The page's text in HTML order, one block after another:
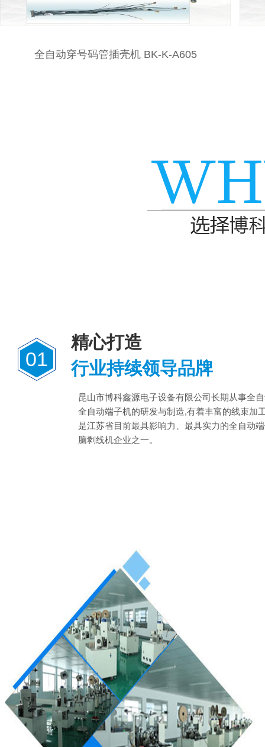
全自动三打穿插壳机BK-K-A602
01
精心打造
行业持续领导品牌
昆山市博科鑫源电子设备有限公司长期从事全
全自动端子机的研发与制造,有着丰富的线束加
是江苏省目前最具影响力、最具实力的全自动
脑剥线机企业之一。